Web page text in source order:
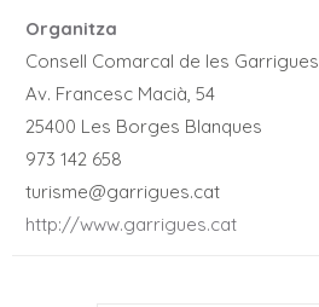
Organitza
Consell Comarcal de les Garrigues
Av. Francesc Macià, 54
25400 Les Borges Blanques
973 142 658
turisme@garrigues.cat
http://www.garrigues.cat